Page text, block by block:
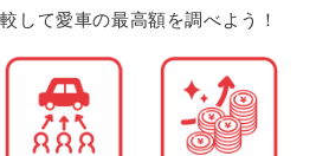
して愛車の最高額を調べよう！